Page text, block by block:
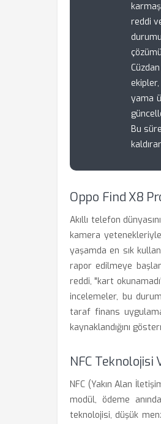
reddi
yama
Bu
Oppo Find X8
Akıllı telefon
kamera
yaşamda en sık
rapor edilmeye
reddi, "kart
incelemeler, bu
taraf finans
kaynaklandığını
NFC Teknolojisi
NFC (Yakın Alan
modül, ödeme
teknolojisi, düşük